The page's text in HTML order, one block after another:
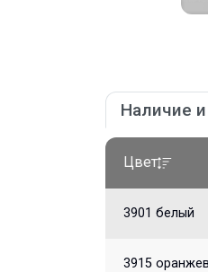
Наличие
Цвет
3901 белый
3915